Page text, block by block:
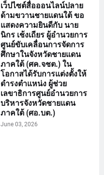
เว็ปไซต์สื่อออนไลน์ปลาย
ด้ามขวานชายแดนใต้ ขอ
แสดงความยินดีกับ นาย
นิกร เช้งเถียร ผู้อำนวยการ
ศูนย์ขับเคลื่อนการจัดการ
ศึกษาในจังหวัดชายแดน
ภาคใต้ (ศค.จชต.) ใน
โอกาสได้รับการแต่งตั้งให้
ดำรงตำแหน่ง ผู้ช่วย
เลขาธิการศูนย์อำนวยการ
บริหารจังหวัดชายแดน
ภาคใต้ (ศอ.บต.)
June 03, 2026